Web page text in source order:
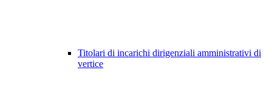
Titolari di incarichi dirigenziali amministrativi di
vertice